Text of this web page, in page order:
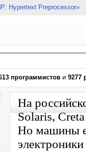
Hypertext Preprocessor»
программистов и 9277
На
Solaris,
Но машины
электроники